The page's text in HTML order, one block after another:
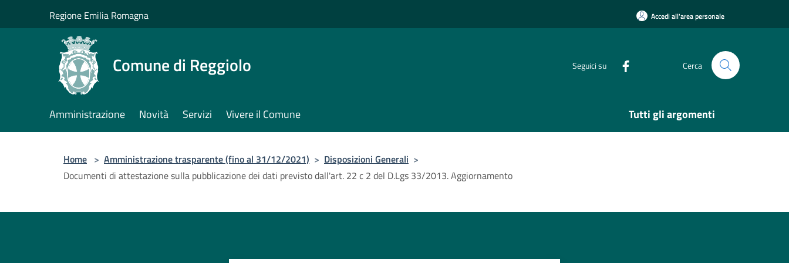
Regione Emilia Romagna Accedi all'area personale
Comune di Reggiolo Seguici su Cerca
Amministrazione Novità Servizi Vivere il Comune Tutti gli argomenti
Home > Amministrazione trasparente (fino al 31/12/2021) > Disposizioni Generali >
Documenti di attestazione sulla pubblicazione dei dati previsto dall'art. 22 c 2 del D.Lgs 33/2013. Aggiornamento